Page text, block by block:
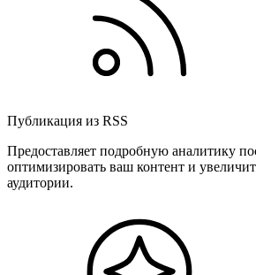
Публикация из RSS
Предоставляет подробную аналитику
оптимизировать ваш контент и
аудитории.